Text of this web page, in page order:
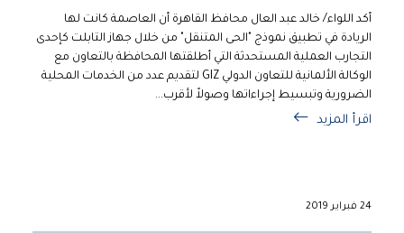
أكد اللواء/ خالد عبد العال محافظ القاهرة أن العاصمة كانت لها
الريادة في تطبيق نموذج "الحى المتنقل" من خلال جهاز التابلت كإحدى
التجارب العملية المستحدثة التي أطلقتها المحافظة بالتعاون مع
الوكالة الألمانية للتعاون الدولي GIZ لتقديم عدد من الخدمات المحلية
الضرورية وتبسيط إجراءاتها وصولاً لأقرب...
اقرأ المزيد
24 فبراير 2019